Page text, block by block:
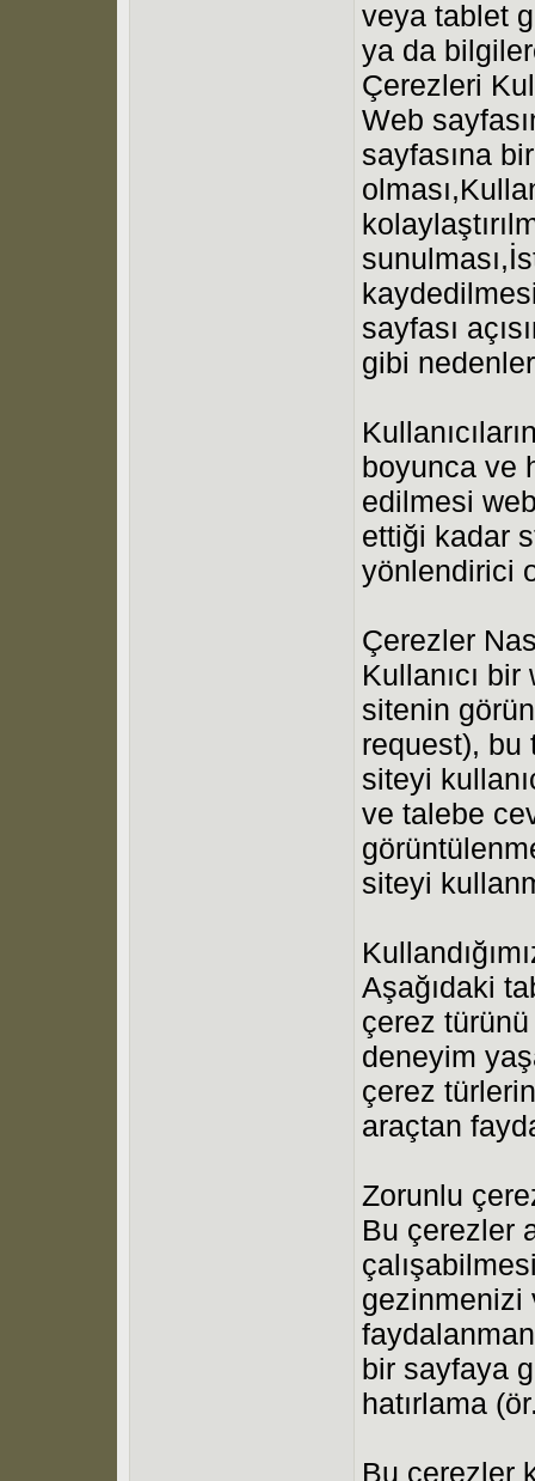
veya tablet
ya da
Çerezleri
Web
sayfasına
sayfası
gibi
boyunca ve
edilmesi
ettiği kadar
yönlendirici
Çerezler
Kullanıcı
sitenin
request), bu
siteyi
ve talebe
siteyi
Aşağıdaki
çerez türünü
deneyim
çerez
araçtan
Zorunlu
Bu çerezler
gezinmenizi
bir sayfaya
hatırlama
Bu çerezler